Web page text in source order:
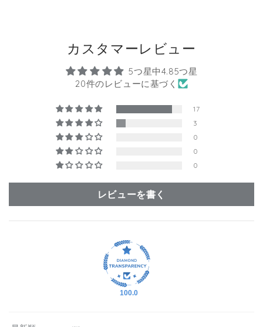
カスタマーレビュー
5つ星中4.85つ星
20件のレビューに基づく
17
3
0
0
0
レビューを書く
100.0